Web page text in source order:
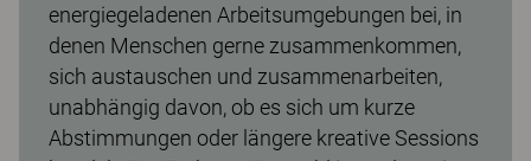
energiegeladenen Arbeitsumgebungen bei, in
denen Menschen gerne zusammenkommen,
sich austauschen und zusammenarbeiten,
unabhängig davon, ob es sich um kurze
Abstimmungen oder längere kreative Sessions